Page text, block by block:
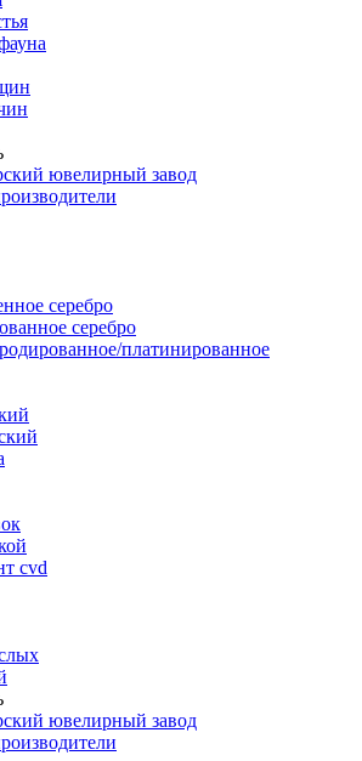
ювелирный завод
серебро
серебро
платинированное
cvd
ювелирный завод